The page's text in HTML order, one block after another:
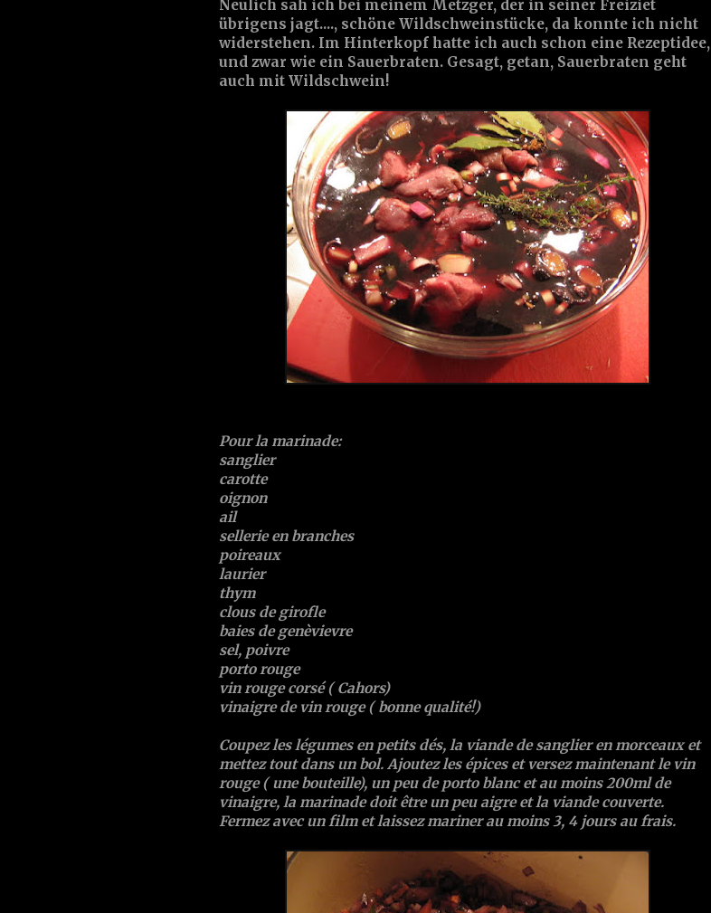
Neulich sah ich bei meinem Metzger, der in seiner Freiziet
übrigens jagt...., schöne Wildschweinstücke, da konnte ich nicht
widerstehen. Im Hinterkopf hatte ich auch schon eine Rezeptidee,
und zwar wie ein Sauerbraten. Gesagt, getan, Sauerbraten geht
auch mit Wildschwein!
Pour la marinade:
sanglier
carotte
oignon
ail
sellerie en branches
poireaux
laurier
thym
clous de girofle
baies de genèvievre
sel, poivre
porto rouge
vin rouge corsé ( Cahors)
vinaigre de vin rouge ( bonne qualité!)
Coupez les légumes en petits dés, la viande de sanglier en morceaux et
mettez tout dans un bol. Ajoutez les épices et versez maintenant le vin
rouge ( une bouteille), un peu de porto blanc et au moins 200ml de
vinaigre, la marinade doit être un peu aigre et la viande couverte.
Fermez avec un film et laissez mariner au moins 3, 4 jours au frais.